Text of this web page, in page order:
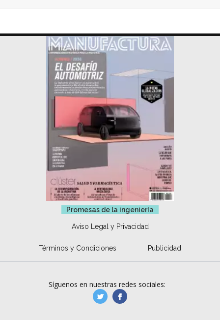
Promesas de la ingeniería
Aviso Legal y Privacidad
Términos y Condiciones Publicidad
Síguenos en nuestras redes sociales:
manufacturaGE